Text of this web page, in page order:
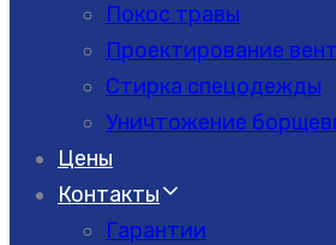
Покос травы
Проектирование
Стирка спецодежды
Уничтожение
Цены
Контакты
Гарантии